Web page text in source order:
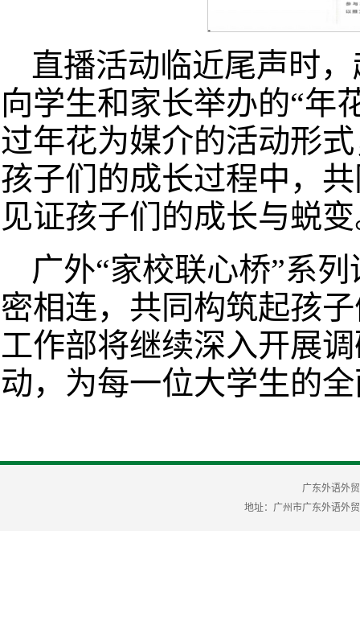
直播活动临近尾声时
向学生和家长举办的“年
过年花为媒介的活动形
孩子们的成长过程中，
见证孩子们的成长与蜕
广外“家校联心桥”系
密相连，共同构筑起孩
工作部将继续深入开展
动，为每一位大学生的
广东外语外
地址：广州市广东外语外